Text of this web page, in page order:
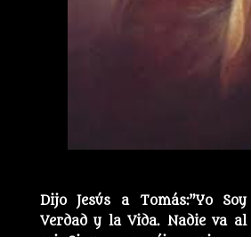
Dijo Jesús a Tomás:”Yo
Verdad y la Vida. Nadie va